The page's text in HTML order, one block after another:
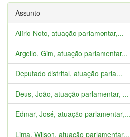
Assunto
Alírio Neto, atuação parlamentar,...
Argello, Gim, atuação parlamentar...
Deputado distrital, atuação parla...
Deus, João, atuação parlamentar, ...
Edmar, José, atuação parlamentar,...
Lima, Wilson, atuação parlamentar...